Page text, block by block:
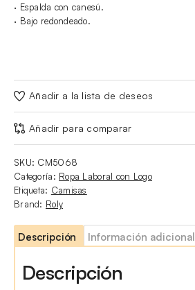
· Espalda con canesú.
· Bajo redondeado.
Añadir a la lista de deseos
Añadir para comparar
SKU: CM5068
Categoría: Ropa Laboral con Logo
Etiqueta: Camisas
Brand: Roly
Descripción Información adicional
Descripción